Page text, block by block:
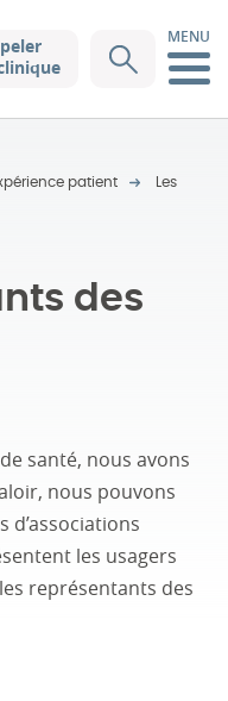
MENU
patient Les
des
santé, nous avons
nous pouvons
d’associations
les usagers
représentants des